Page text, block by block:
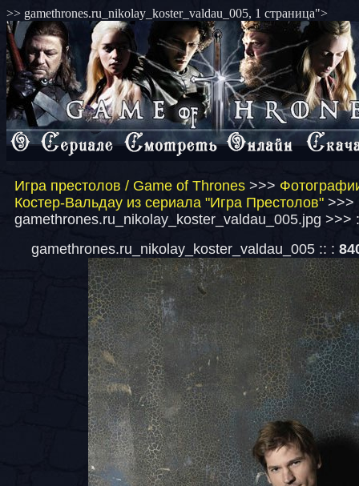
>> gamethrones.ru_nikolay_koster_valdau_005, 1 страница">
Игра престолов / Game of Thrones >>>
Костер-Вальдау из сериала "Игра Престолов" >>>
gamethrones.ru_nikolay_koster_valdau_005.jpg >>>
gamethrones.ru_nikolay_koster_valdau_005 :: :